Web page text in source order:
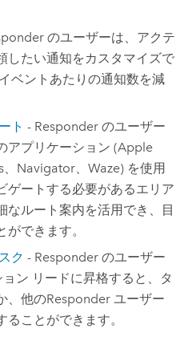
のユーザーは、アクテ
したい通知をカスタマイズで
ベントあたりの通知数を減
ト - Responder のユーザー
アプリケーション (Apple
Navigator、Waze) を使用
ゲートする必要があるエリア
なルート案内を活用でき、目
ができます。
ク - Responder のユーザー
ン リードに昇格すると、タ
、他のResponder ユーザー
ことができます。